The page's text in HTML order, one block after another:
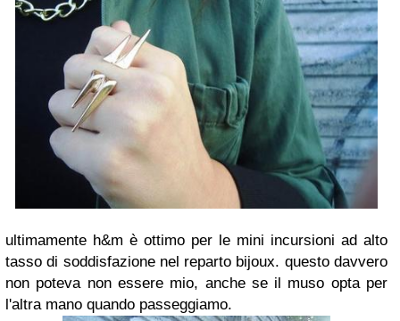
ultimamente h&m è ottimo per le mini incursioni ad alto
tasso di soddisfazione nel reparto bijoux. questo davvero
non poteva non essere mio, anche se il muso opta per
l'altra mano quando passeggiamo.